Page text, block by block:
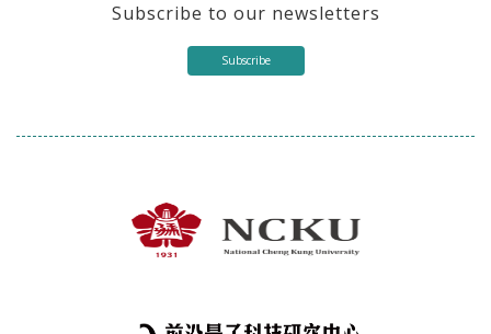
Subscribe to our newsletters
Subscribe